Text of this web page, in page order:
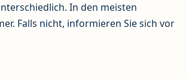
In den meisten
Falls nicht, informieren Sie sich vor